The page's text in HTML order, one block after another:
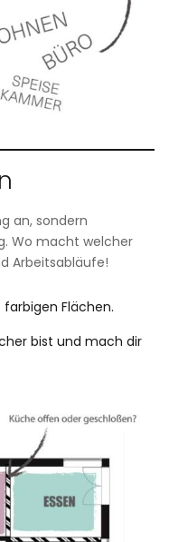
an, sondern
Wo macht welcher
Arbeitsabläufe!
Flächen.
bist und mach dir